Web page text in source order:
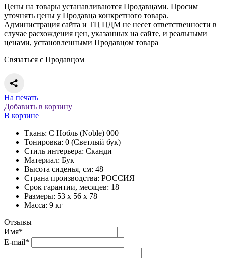
Цены на товары устанавливаются Продавцами. Просим
уточнять цены у Продавца конкретного товара.
Администрация сайта и ТЦ ЦДМ не несет ответственности в
случае расхождения цен, указанных на сайте, и реальными
ценами, установленными Продавцом товара
Связаться с Продавцом
На печать
Добавить в корзину
В корзине
Ткань: С Нобль (Noble) 000
Тонировка: 0 (Светлый бук)
Стиль интерьера: Сканди
Материал: Бук
Высота сиденья, см: 48
Страна производства: РОССИЯ
Срок гарантии, месяцев: 18
Размеры: 53 x 56 x 78
Масса: 9 кг
Отзывы
Имя*
E-mail*